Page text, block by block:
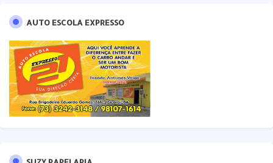
AUTO ESCOLA EXPRESSO